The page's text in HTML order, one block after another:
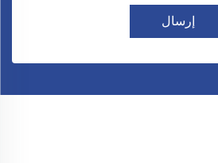
إرسال